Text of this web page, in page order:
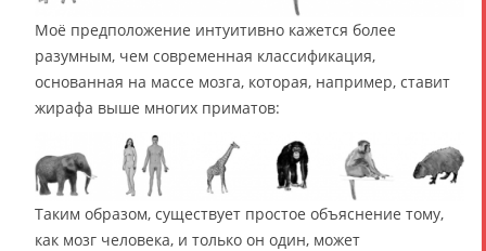
Моё предположение интуитивно кажется более
разумным, чем современная классификация,
основанная на массе мозга, которая, например, ставит
жирафа выше многих приматов:
Таким образом, существует простое объяснение тому,
как мозг человека, и только он один, может